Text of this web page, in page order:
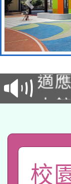
本
招
招)
適
本
礎
A3
「
校